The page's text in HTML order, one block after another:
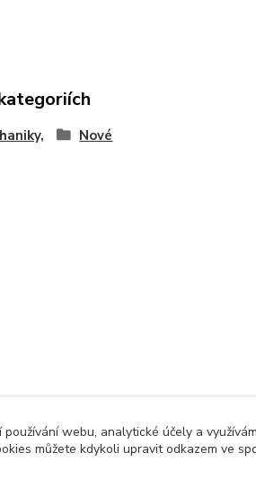
Nové
webu, analytické účely a
můžete kdykoli upravit odkazem ve